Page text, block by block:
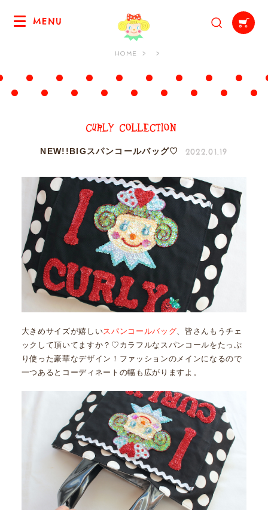
MENU
HOME
NEW!!BIGスパンコールバッグ♡ 2022.01.19
大きめサイズが嬉しいスパンコールバッグ 、皆さんもうチェ
ックして頂いてますか？♡カラフルなスパンコールをたっぷ
り使った豪華なデザイン！ファッションのメインになるので
一つあるとコーディネートの幅も広がりますよ。